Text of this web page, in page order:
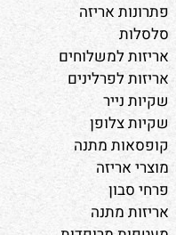
פתרונות אריזה
סלסלות
אריזות למשלוחים
אריזות לפרלינים
שקיות נייר
שקיות צלופן
קופסאות מתנה
מוצרי אריזה
פרחי סבון
אריזות מתנה